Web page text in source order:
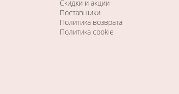
Скидки и акции
Поставщики
Политика возврата
Политика cookie